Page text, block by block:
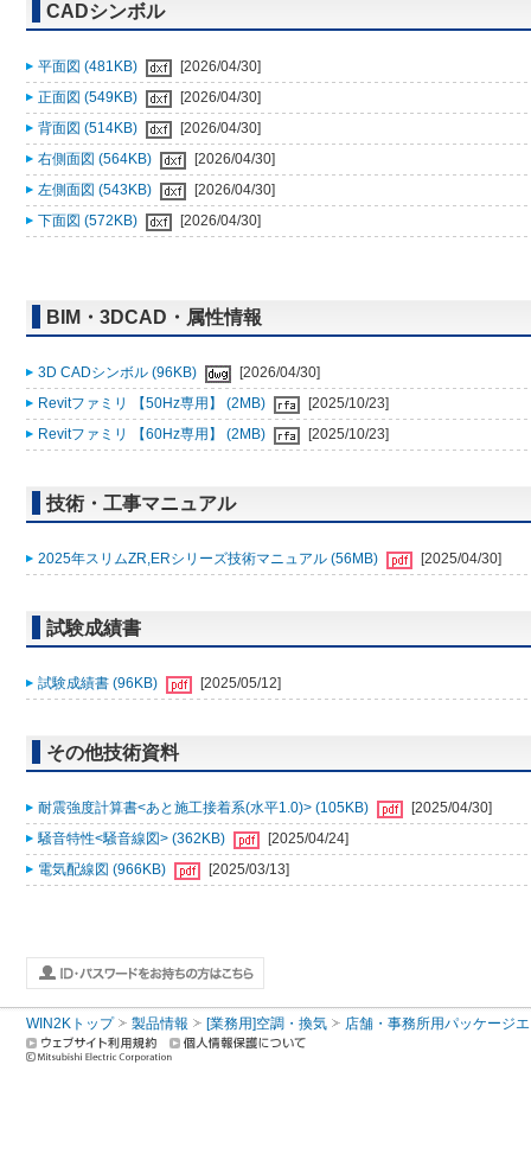
CADシンボル
平面図 (481KB)
[2026/04/30]
正面図 (549KB)
[2026/04/30]
背面図 (514KB)
[2026/04/30]
右側面図 (564KB)
[2026/04/30]
左側面図 (543KB)
[2026/04/30]
下面図 (572KB)
[2026/04/30]
BIM・3DCAD・属性情報
3D CADシンボル (96KB)
[2026/04/30]
Revitファミリ 【50Hz専用】 (2MB)
[2025/10/23]
Revitファミリ 【60Hz専用】 (2MB)
[2025/10/23]
技術・工事マニュアル
2025年スリムZR,ERシリーズ技術マニュアル (56MB) [2025/04/30]
試験成績書
試験成績書 (96KB) [2025/05/12]
その他技術資料
耐震強度計算書<あと施工接着系(水平1.0)> (105KB)
[2025/04/30]
騒音特性<騒音線図> (362KB)
[2025/04/24]
電気配線図 (966KB)
[2025/03/13]
WIN2Kトップ 製品情報 [業務用]空調・換気 店舗・事務所用パッケージ